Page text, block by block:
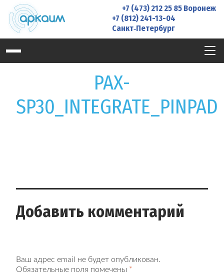
content
+7 (473) 212 25 85 Воронеж
+7 (812) 241-13-04
Санкт‑Петербург
PAX-
SP30_INTEGRATE_PINPAD
Добавить комментарий
Ваш адрес email не будет опубликован.
Обязательные поля помечены *